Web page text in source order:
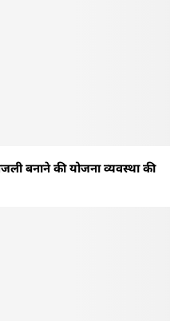
बनाने की योजना व्यवस्था की